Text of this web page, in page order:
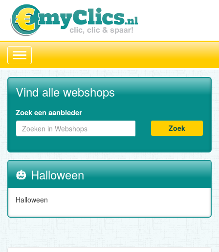
Toggle
navigation
Vind alle webshops
Zoek een aanbieder
Zoek
🎃 Halloween
Halloween